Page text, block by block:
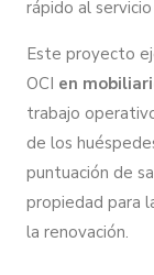
rápido al
Este proyecto
OCI en
trabajo
de los
puntuación de
propiedad para
la renovación.